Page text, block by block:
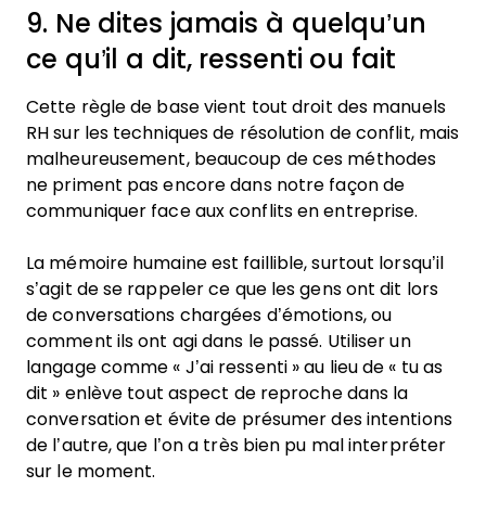
9. Ne dites jamais à quelqu’un
ce qu’il a dit, ressenti ou fait
Cette règle de base vient tout droit des manuels
RH sur les techniques de résolution de conflit, mais
malheureusement, beaucoup de ces méthodes
ne priment pas encore dans notre façon de
communiquer face aux conflits en entreprise.
La mémoire humaine est faillible, surtout lorsqu’il
s’agit de se rappeler ce que les gens ont dit lors
de conversations chargées d’émotions, ou
comment ils ont agi dans le passé. Utiliser un
langage comme « J’ai ressenti » au lieu de « tu as
dit » enlève tout aspect de reproche dans la
conversation et évite de présumer des intentions
de l’autre, que l’on a très bien pu mal interpréter
sur le moment.